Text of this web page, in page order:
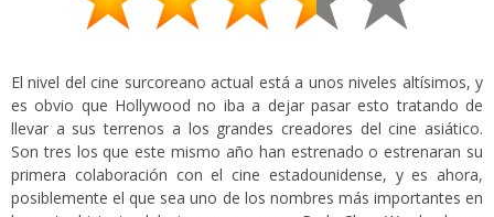
El nivel del cine surcoreano actual está a unos niveles altísimos, y
es obvio que Hollywood no iba a dejar pasar esto tratando de
llevar a sus terrenos a los grandes creadores del cine asiático.
Son tres los que este mismo año han estrenado o estrenaran su
primera colaboración con el cine estadounidense, y es ahora,
posiblemente el que sea uno de los nombres más importantes en